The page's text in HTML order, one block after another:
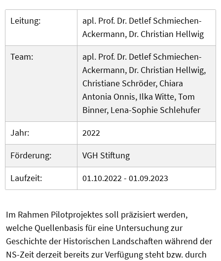
Leitung:
apl. Prof. Dr. Detlef Schmiechen-
Ackermann, Dr. Christian Hellwig
Team:
apl. Prof. Dr. Detlef Schmiechen-
Ackermann, Dr. Christian Hellwig,
Christiane Schröder, Chiara
Antonia Onnis, Ilka Witte, Tom
Binner, Lena-Sophie Schlehufer
Jahr:
2022
Förderung:
VGH Stiftung
Laufzeit:
01.10.2022 - 01.09.2023
Im Rahmen Pilotprojektes soll präzisiert werden,
welche Quellenbasis für eine Untersuchung zur
Geschichte der Historischen Landschaften während der
NS-Zeit derzeit bereits zur Verfügung steht bzw. durch